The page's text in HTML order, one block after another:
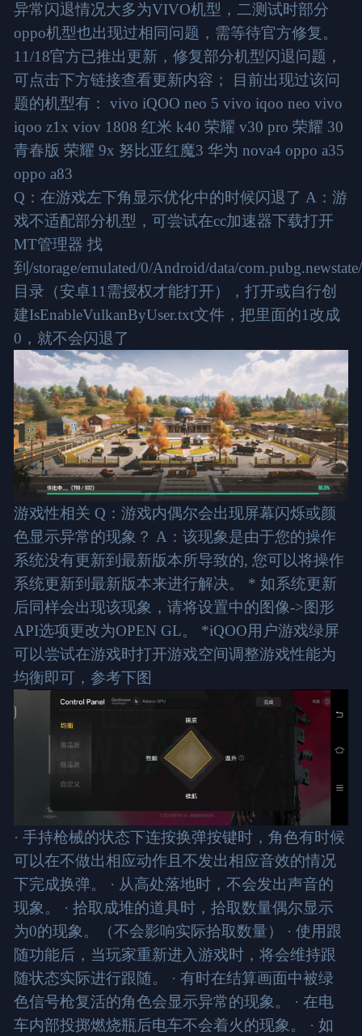
异常闪退情况大多为VIVO机型，二测试时部分
oppo机型也出现过相同问题，需等待官方修复。
11/18官方已推出更新，修复部分机型闪退问题，
可点击下方链接查看更新内容； 目前出现过该问
题的机型有： vivo iQOO neo 5 vivo iqoo neo vivo
iqoo z1x viov 1808 红米 k40 荣耀 v30 pro 荣耀 30
青春版 荣耀 9x 努比亚红魔3 华为 nova4 oppo a35
oppo a83
Q：在游戏左下角显示优化中的时候闪退了 A：游
戏不适配部分机型，可尝试在cc加速器下载打开
MT管理器 找
到/storage/emulated/0/Android/data/
目录（安卓11需授权才能打开），打开或自行创
建IsEnableVulkanByUser.txt文件，把里面的1改成
0，就不会闪退了
游戏性相关 Q：游戏内偶尔会出现屏幕闪烁或颜
色显示异常的现象？ A：该现象是由于您的操作
系统没有更新到最新版本所导致的, 您可以将操作
系统更新到最新版本来进行解决。 * 如系统更新
后同样会出现该现象，请将设置中的图像->图形
API选项更改为OPEN GL。 *iQOO用户游戏绿屏
可以尝试在游戏时打开游戏空间调整游戏性能为
均衡即可，参考下图
· 手持枪械的状态下连按换弹按键时，角色有时候
可以在不做出相应动作且不发出相应音效的情况
下完成换弹。 · 从高处落地时，不会发出声音的
现象。 · 拾取成堆的道具时，拾取数量偶尔显示
为0的现象。（不会影响实际拾取数量） · 使用跟
随功能后，当玩家重新进入游戏时，将会维持跟
随状态实际进行跟随。 · 有时在结算画面中被绿
色信号枪复活的角色会显示异常的现象。 · 在电
车内部投掷燃烧瓶后电车不会着火的现象。 · 如